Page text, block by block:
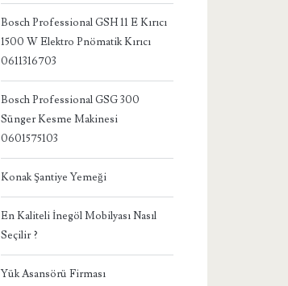
Bosch Professional GSH 11 E Kırıcı
1500 W Elektro Pnömatik Kırıcı
0611316703
Bosch Professional GSG 300
Sünger Kesme Makinesi
0601575103
Konak Şantiye Yemeği
En Kaliteli İnegöl Mobilyası Nasıl
Seçilir ?
Yük Asansörü Firması